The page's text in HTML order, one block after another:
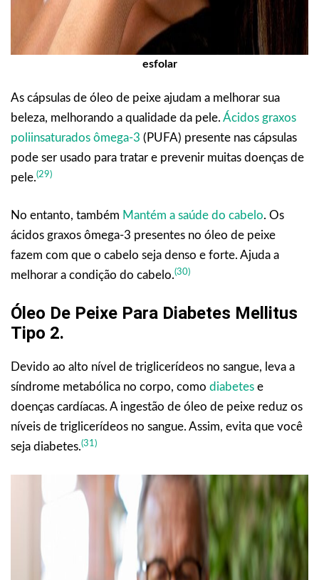
esfolar
As cápsulas de óleo de peixe ajudam a melhorar sua
beleza, melhorando a qualidade da pele. Ácidos graxos
poliinsaturados ômega-3 (PUFA) presente nas cápsulas
pode ser usado para tratar e prevenir muitas doenças de
pele.(29)
No entanto, também Mantém a saúde do cabelo. Os
ácidos graxos ômega-3 presentes no óleo de peixe
fazem com que o cabelo seja denso e forte. Ajuda a
melhorar a condição do cabelo.(30)
Óleo De Peixe Para Diabetes Mellitus
Tipo 2.
Devido ao alto nível de triglicerídeos no sangue, leva a
síndrome metabólica no corpo, como diabetes e
doenças cardíacas. A ingestão de óleo de peixe reduz os
níveis de triglicerídeos no sangue. Assim, evita que você
seja diabetes.(31)